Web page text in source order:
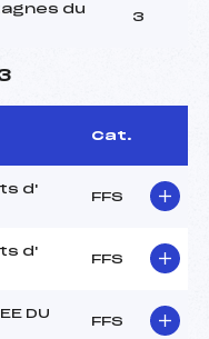
du
3
Cat.
d'
FFS
d'
FFS
DU
FFS